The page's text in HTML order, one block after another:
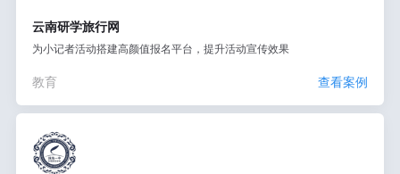
云南研学旅行网
为小记者活动搭建高颜值报名平台，提升活动宣传效果
教育 查看案例